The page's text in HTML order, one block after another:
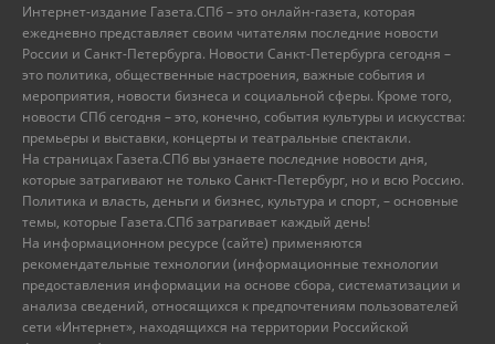
Интернет-издание Газета.СПб – это онлайн-газета, которая
ежедневно представляет своим читателям последние новости
России и Санкт-Петербурга. Новости Санкт-Петербурга сегодня –
это политика, общественные настроения, важные события и
мероприятия, новости бизнеса и социальной сферы. Кроме того,
новости СПб сегодня – это, конечно, события культуры и искусства:
премьеры и выставки, концерты и театральные спектакли.
На страницах Газета.СПб вы узнаете последние новости дня,
которые затрагивают не только Санкт-Петербург, но и всю Россию.
Политика и власть, деньги и бизнес, культура и спорт, – основные
темы, которые Газета.СПб затрагивает каждый день!
На информационном ресурсе (сайте) применяются
рекомендательные технологии (информационные технологии
предоставления информации на основе сбора, систематизации и
анализа сведений, относящихся к предпочтениям пользователей
сети «Интернет», находящихся на территории Российской